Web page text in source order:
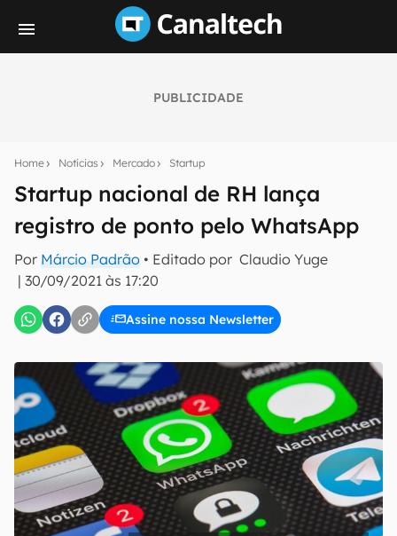
PUBLICIDADE
Home Notícias Mercado Startup
Startup nacional de RH lança
registro de ponto pelo WhatsApp
Por Márcio Padrão • Editado por Claudio Yuge
| 30/09/2021 às 17:20
Assine nossa Newsletter
notícias e reviews sobre tecnologia em primeira
mão.
E-mail
Uso e Política de Privacidade do Canaltech.